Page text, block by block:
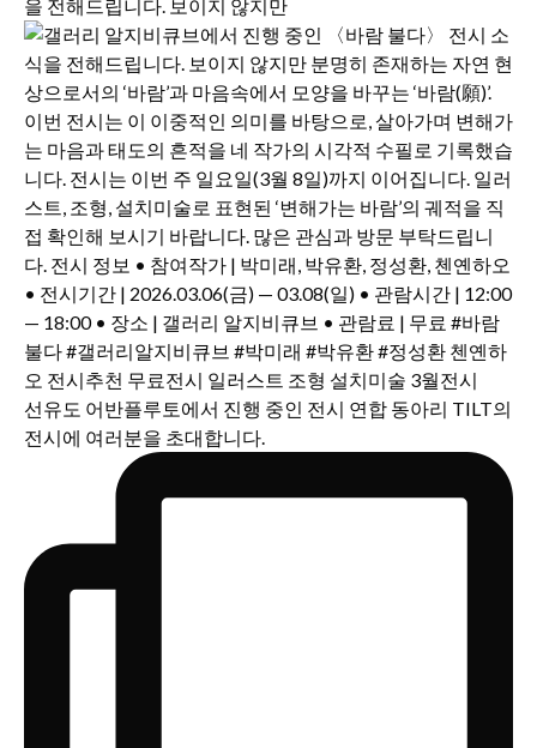
을 전해드립니다. 보이지 않지만
선유도 어반플루토에서 진행 중인 전시 연합 동아리 TILT의
전시에 여러분을 초대합니다.